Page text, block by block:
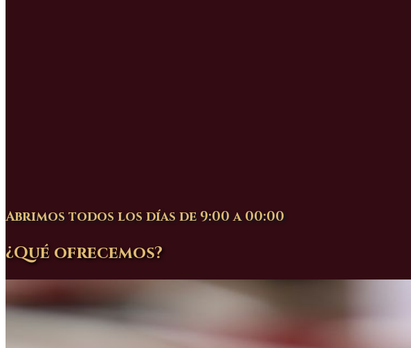
Abrimos todos los días de 9:00 a 00:00
¿Qué ofrecemos?